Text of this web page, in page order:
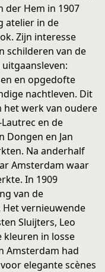
der Hem in 1907
atelier in de
Zijn interesse
schilderen van de
en opgedofte
nachtleven. Dit
werk van oudere
en de
Dongen en Jan
Na anderhalf
Amsterdam waar
In 1909
van de
Het vernieuwende
Sluijters, Leo
kleuren in losse
Amsterdam had
elegante scènes